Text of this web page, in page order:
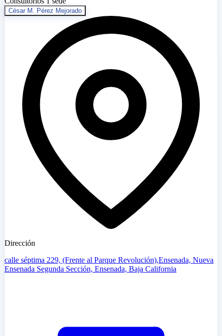
César M. Pérez Mejorado
Dirección
calle séptima 229, (Frente al Parque Revolución),Ensenada, Nueva
Ensenada Segunda Sección, Ensenada, Baja California